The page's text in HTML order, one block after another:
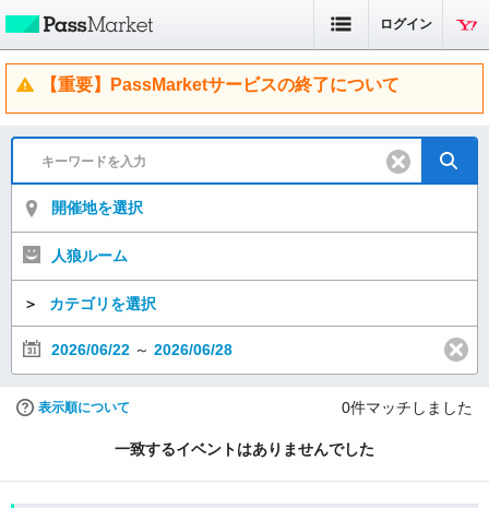
ログイン
【重要】PassMarketサービスの終了について
開催地を選択
人狼ルーム
＞ カテゴリを選択
2026/06/22 ～ 2026/06/28
表示順について 0件マッチしました
一致するイベントはありませんでした